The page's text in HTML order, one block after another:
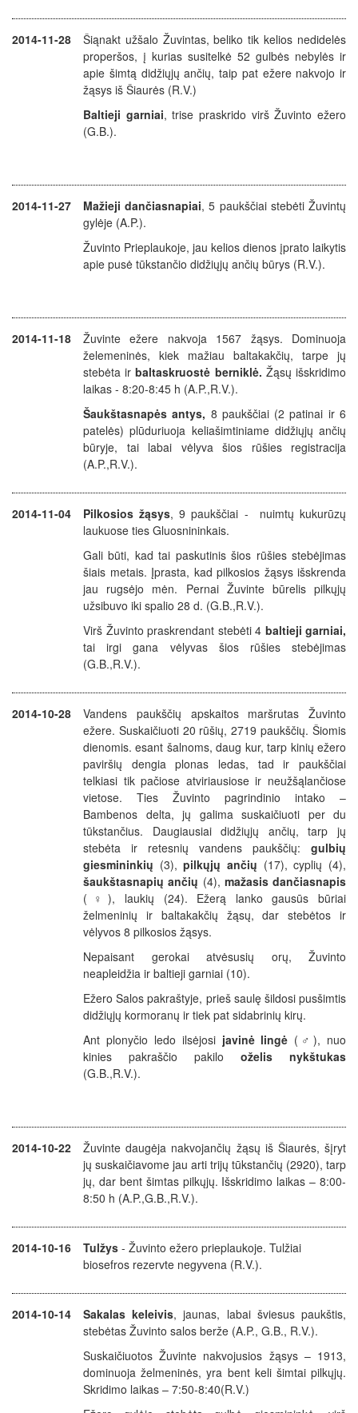
2014-11-28
Šiąnakt užšalo Žuvintas, beliko tik kelios nedidelės
properšos, į kurias susitelkė 52 gulbės nebylės ir
apie šimtą didžiųjų ančių, taip pat ežere nakvojo ir
žąsys iš Šiaurės (R.V.)
Baltieji garniai, trise praskrido virš Žuvinto ežero
(G.B.).
2014-11-27 Mažieji dančiasnapiai, 5 paukščiai stebėti Žuvintų
gylėje (A.P.).
Žuvinto Prieplaukoje, jau kelios dienos įprato laikytis
apie pusė tūkstančio didžiųjų ančių būrys (R.V.).
2014-11-18
Žuvinte ežere nakvoja 1567 žąsys. Dominuoja
želemeninės, kiek mažiau baltakakčių, tarpe jų
stebėta irbaltaskruostė berniklė. Žąsų išskridimo
laikas - 8:20-8:45 h (A.P.,R.V.).
Šaukštasnapės antys, 8 paukščiai (2 patinai ir 6
patelės) plūduriuoja keliašimtiniame didžiųjų ančių
būryje, tai labai vėlyva šios rūšies registracija
(A.P.,R.V.).
2014-11-04 Pilkosios žąsys, 9 paukščiai - nuimtų kukurūzų
laukuose ties Gluosnininkais.
Gali būti, kad tai paskutinis šios rūšies stebėjimas
šiais metais. Įprasta, kad pilkosios žąsys išskrenda
jau rugsėjo mėn. Pernai Žuvinte būrelis pilkųjų
užsibuvo iki spalio 28 d. (G.B.,R.V.).
Virš Žuvinto praskrendant stebėti 4 baltieji garniai,
tai irgi gana vėlyvas šios rūšies stebėjimas
(G.B.,R.V.).
2014-10-28
Vandens paukščių apskaitos maršrutas Žuvinto
ežere. Suskaičiuoti 20 rūšių, 2719 paukščių. Šiomis
dienomis. esant šalnoms, daug kur, tarp kinių ežero
paviršių dengia plonas ledas, tad ir paukščiai
telkiasi tik pačiose atviriausiose ir neužšąlančiose
vietose. Ties Žuvinto pagrindinio intako –
Bambenos delta, jų galima suskaičiuoti per du
tūkstančius. Daugiausiai didžiųjų ančių, tarp jų
stebėta ir retesnių vandens paukščių: gulbių
giesmininkių (3),pilkųjų ančių (17), cyplių (4),
šaukštasnapių ančių (4), mažasis dančiasnapis
(♀), laukių (24). Ežerą lanko gausūs būriai
želmeninių ir baltakakčių žąsų, dar stebėtos ir
vėlyvos 8 pilkosios žąsys.
Nepaisant gerokai atvėsusių orų, Žuvinto
neapleidžia ir baltieji garniai (10).
Ežero Salos pakraštyje, prieš saulę šildosi pusšimtis
didžiųjų kormoranų ir tiek pat sidabrinių kirų.
Ant plonyčio ledo ilsėjosi javinė lingė (♂), nuo
kinies pakraščio pakilo oželis nykštukas
(G.B.,R.V.).
2014-10-22
Žuvinte daugėja nakvojančių žąsų iš Šiaurės, šįryt
jų suskaičiavome jau arti trijų tūkstančių (2920), tarp
jų, dar bent šimtas pilkųjų. Išskridimo laikas – 8:00-
8:50 h (A.P.,G.B.,R.V.).
2014-10-16 Tulžys - Žuvinto ežero prieplaukoje. Tulžiai
biosefros rezervte negyvena (R.V.).
2014-10-14 Sakalas keleivis, jaunas, labai šviesus paukštis,
stebėtas Žuvinto salos berže (A.P., G.B., R.V.).
Suskaičiuotos Žuvinte nakvojusios žąsys – 1913,
dominuoja želmeninės, yra bent keli šimtai pilkųjų.
Skridimo laikas – 7:50-8:40(R.V.)